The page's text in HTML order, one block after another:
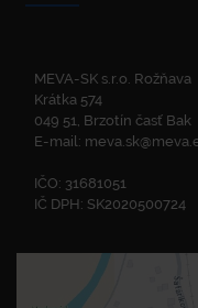
MEVA-SK s.r.o. Rožňava
Krátka 574
049 51, Brzotín časť Bak
E-mail:
IČO: 31681051
IČ DPH: SK2020500724